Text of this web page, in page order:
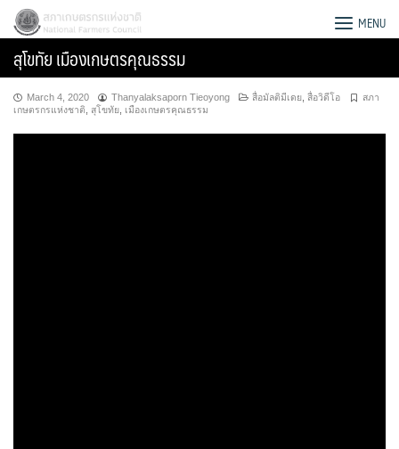
Skip
content
สภาเกษตรกรแห่งชาติ MENU
สุโขทัย เมืองเกษตรคุณธรรม
March 4, 2020 Thanyalaksaporn Tieoyong สื่อมัลติมีเดย สื่อวิดีโอ
สภา
เกษตรกรแห่งชาติ
สุโขทัย เมืองเกษตรคุณธรรม